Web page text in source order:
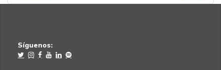
Síguenos: